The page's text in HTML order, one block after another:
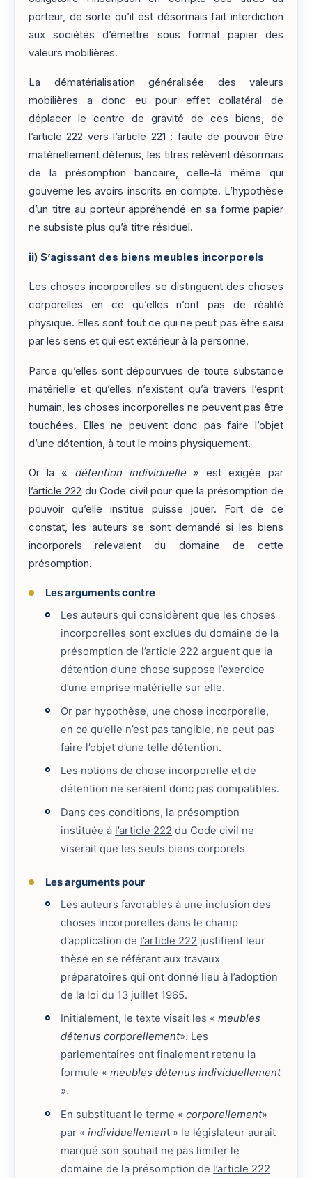
porteur, de sorte qu’il est désormais fait interdiction
aux sociétés d’émettre sous format papier des
valeurs mobilières.
La dématérialisation généralisée des valeurs
mobilières a donc eu pour effet collatéral de
déplacer le centre de gravité de ces biens, de
l’article 222 vers l’article 221 : faute de pouvoir être
matériellement détenus, les titres relèvent désormais
de la présomption bancaire, celle-là même qui
gouverne les avoirs inscrits en compte. L’hypothèse
d’un titre au porteur appréhendé en sa forme papier
ne subsiste plus qu’à titre résiduel.
ii) S’agissant des biens meubles incorporels
Les choses incorporelles se distinguent des choses
corporelles en ce qu’elles n’ont pas de réalité
physique. Elles sont tout ce qui ne peut pas être saisi
par les sens et qui est extérieur à la personne.
Parce qu’elles sont dépourvues de toute substance
matérielle et qu’elles n’existent qu’à travers l’esprit
humain, les choses incorporelles ne peuvent pas être
touchées. Elles ne peuvent donc pas faire l’objet
d’une détention, à tout le moins physiquement.
Or la « détention individuelle» est exigée par
l’article 222 du Code civil pour que la présomption de
pouvoir qu’elle institue puisse jouer. Fort de ce
constat, les auteurs se sont demandé si les biens
incorporels relevaient du domaine de cette
présomption.
Les arguments contre
Les auteurs qui considèrent que les choses
incorporelles sont exclues du domaine de la
présomption de l’article 222 arguent que la
détention d’une chose suppose l’exercice
d’une emprise matérielle sur elle.
Or par hypothèse, une chose incorporelle,
en ce qu’elle n’est pas tangible, ne peut pas
faire l’objet d’une telle détention.
Les notions de chose incorporelle et de
détention ne seraient donc pas compatibles.
Dans ces conditions, la présomption
instituée à l’article 222 du Code civil ne
viserait que les seuls biens corporels
Les arguments pour
Les auteurs favorables à une inclusion des
choses incorporelles dans le champ
d’application de l’article 222 justifient leur
thèse en se référant aux travaux
préparatoires qui ont donné lieu à l’adoption
de la loi du 13 juillet 1965.
Initialement, le texte visait les «meubles
détenus corporellement». Les
parlementaires ont finalement retenu la
formule «meubles détenus individuellement
».
En substituant le terme «corporellement»
par «individuellement » le législateur aurait
marqué son souhait ne pas limiter le
domaine de la présomption de l’article 222